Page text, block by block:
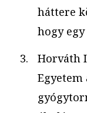
háttere
hogy
Horváth
Egyetem